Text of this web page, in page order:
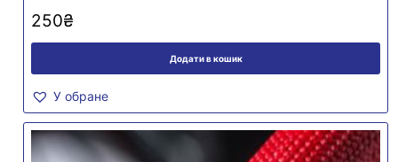
250₴
Додати в кошик
У обране